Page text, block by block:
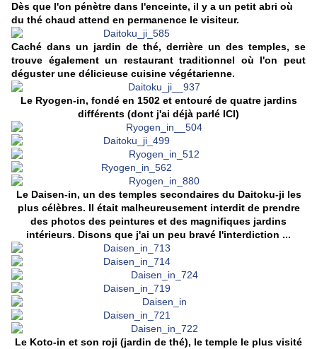
Dès que l'on pénètre dans l'enceinte, il y a un petit abri où
du thé chaud attend en permanence le visiteur.
Caché dans un jardin de thé, derrière un des temples, se
trouve également un restaurant traditionnel où l'on peut
déguster une délicieuse cuisine végétarienne.
Le Ryogen-in, fondé en 1502 et entouré de quatre jardins
différents (dont j'ai déjà parlé ICI)
Le Daisen-in, un des temples secondaires du Daitoku-ji les
plus célèbres. Il était malheureusement interdit de prendre
des photos des peintures et des magnifiques jardins
intérieurs. Disons que j'ai un peu bravé l'interdiction ...
Le Koto-in et son roji (jardin de thé), le temple le plus visité